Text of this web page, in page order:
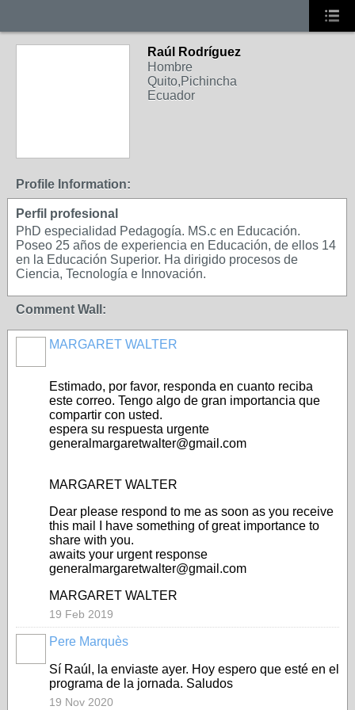
Raúl Rodríguez
Hombre
Quito,Pichincha
Ecuador
Profile Information:
Perfil profesional
PhD especialidad Pedagogía. MS.c en Educación.
Poseo 25 años de experiencia en Educación, de ellos 14
en la Educación Superior. Ha dirigido procesos de
Ciencia, Tecnología e Innovación.
Comment Wall:
MARGARET WALTER
Estimado, por favor, responda en cuanto reciba
este correo. Tengo algo de gran importancia que
compartir con usted.
espera su respuesta urgente
generalmargaretwalter@gmail.com
MARGARET WALTER
Dear please respond to me as soon as you receive
this mail I have something of great importance to
share with you.
awaits your urgent response
generalmargaretwalter@gmail.com
MARGARET WALTER
19 Feb 2019
Pere Marquès
Sí Raúl, la enviaste ayer. Hoy espero que esté en el
programa de la jornada. Saludos
19 Nov 2020